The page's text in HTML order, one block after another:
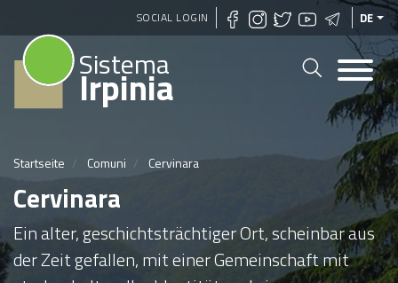
Direkt
zum
SOCIAL LOGIN DE
Sistema
Irpinia
Startseite Comuni Cervinara
Cervinara
Ein alter, geschichtsträchtiger Ort, scheinbar aus
der Zeit gefallen, mit einer Gemeinschaft mit